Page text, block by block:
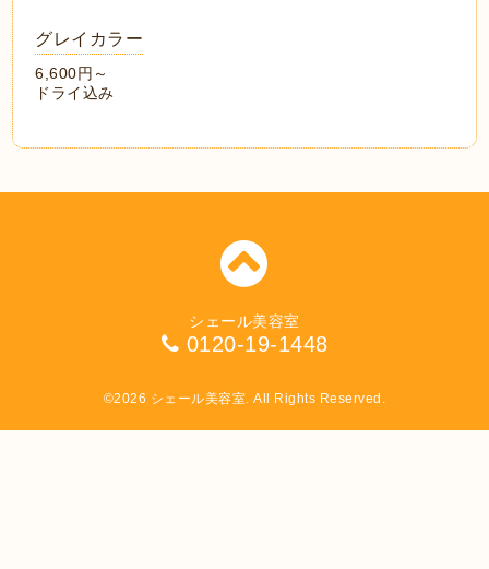
グレイカラー
6,600円～
ドライ込み
シェール美容室
0120-19-1448
©2026 シェール美容室. All Rights Reserved.